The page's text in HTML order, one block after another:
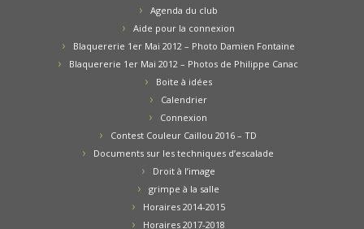
Agenda du club
Aide pour la connexion
Blaquererie 1er Mai 2012 – Photo Damien Fontaine
Blaquererie 1er Mai 2012 – Photos de Philippe Canac
Boite à idées
Calendrier
Connexion
Contest Couleur Caillou 2016 – TD
Documents sur les techniques d’escalade
Droit à l’image
grimpe à la salle
Horaires 2014-2015
Horaires 2017-2018